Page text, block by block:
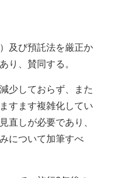
及び預託法を厳正か
り、賛同する。
少しておらず、また
すます複雑化してい
直しが必要であり、
について加筆すべ